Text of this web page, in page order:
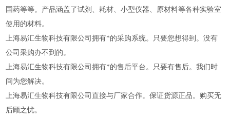
国药等等。产品涵盖了试剂、耗材、小型仪器、原材料等各种实验室
使用的材料。
上海易汇生物科技有限公司拥有*的采购系统。只要您想得到。没有
公司采购办不到的。
上海易汇生物科技有限公司拥有*的售后平台。只要有售后。我们时
间为您解决。
上海易汇生物科技有限公司直接与厂家合作。保证货源正品。购买无
后顾之忧。